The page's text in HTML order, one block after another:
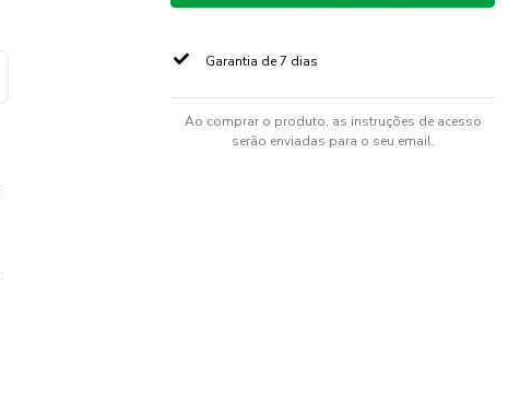
Garantia de 7 dias
Ao comprar o produto, as instruções de acesso
serão enviadas para o seu email.